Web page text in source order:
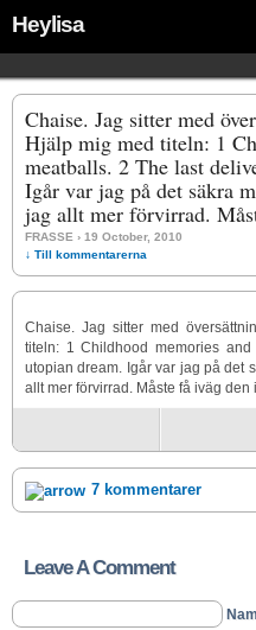
Heylisa
Chaise. Jag sitter med
Hjälp mig med titeln: 1
meatballs. 2 The last
Igår var jag på det säkra
jag allt mer förvirrad.
FRASSE › 19 October, 2010
↓ Till kommentarerna
Chaise. Jag sitter med
titeln: 1 Childhood memories
utopian dream. Igår var jag på det
allt mer förvirrad. Måste få iväg den
7 kommentarer
Leave A Comment